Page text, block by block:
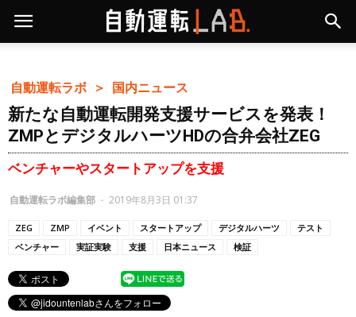
自動運転ラボ ＞ 国内ニュース
新たな自動運転開発支援サービスを発表！
ZMPとデジタルハーツHDの合弁会社ZEG
ベンチャーやスタートアップを支援
自動運転ラボ編集部 - 2019年8月3日 01:37
ZEG ZMP イベント スタートアップ デジタルハーツ
テスト
ベンチャー
実証実験 支援 日本ニュース 検証